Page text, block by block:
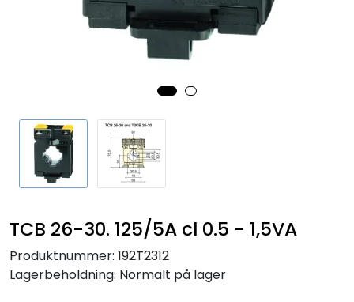
TCB 26-30. 125/5A cl 0.5 - 1,5VA
Produktnummer: 192T2312
Lagerbeholdning: Normalt på lager